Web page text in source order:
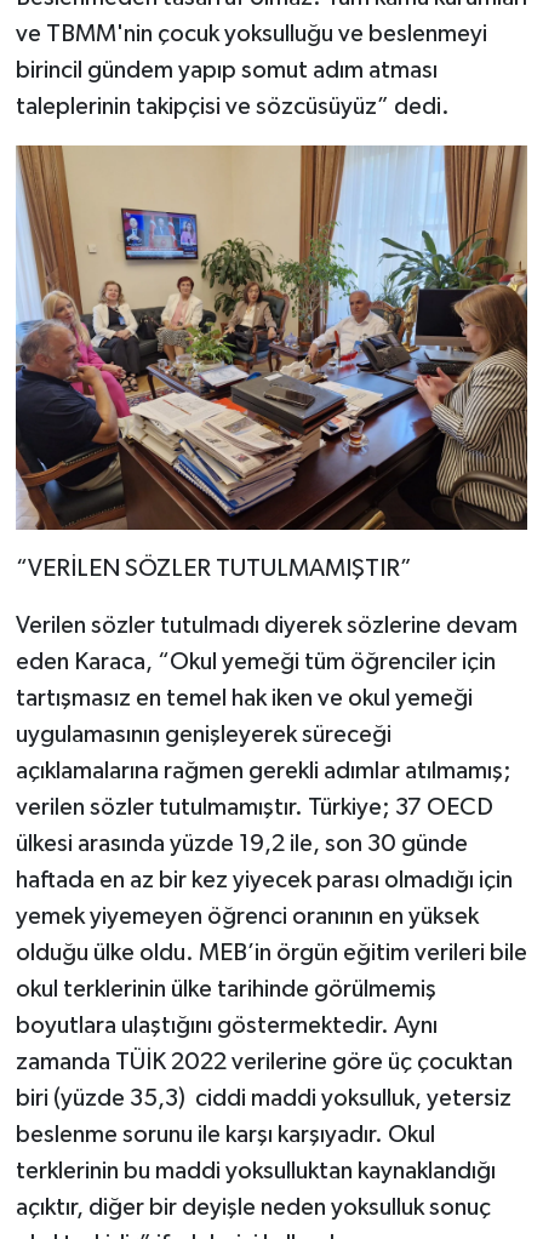
ve TBMM'nin çocuk yoksulluğu ve beslenmeyi
birincil gündem yapıp somut adım atması
taleplerinin takipçisi ve sözcüsüyüz” dedi.
“VERİLEN SÖZLER TUTULMAMIŞTIR”
Verilen sözler tutulmadı diyerek sözlerine devam
eden Karaca, “Okul yemeği tüm öğrenciler için
tartışmasız en temel hak iken ve okul yemeği
uygulamasının genişleyerek süreceği
açıklamalarına rağmen gerekli adımlar atılmamış;
verilen sözler tutulmamıştır. Türkiye; 37 OECD
ülkesi arasında yüzde 19,2 ile, son 30 günde
haftada en az bir kez yiyecek parası olmadığı için
yemek yiyemeyen öğrenci oranının en yüksek
olduğu ülke oldu. MEB’in örgün eğitim verileri bile
okul terklerinin ülke tarihinde görülmemiş
boyutlara ulaştığını göstermektedir. Aynı
zamanda TÜİK 2022 verilerine göre üç çocuktan
biri (yüzde 35,3) ciddi maddi yoksulluk, yetersiz
beslenme sorunu ile karşı karşıyadır. Okul
terklerinin bu maddi yoksulluktan kaynaklandığı
açıktır, diğer bir deyişle neden yoksulluk sonuç